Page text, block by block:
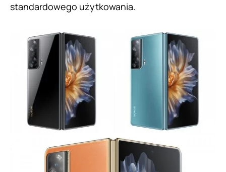
standardowego użytkowania.